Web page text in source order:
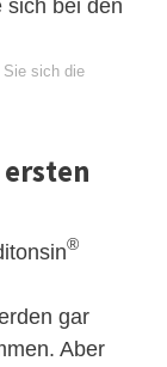
sich bei den
Sie sich die
®
gar
Aber